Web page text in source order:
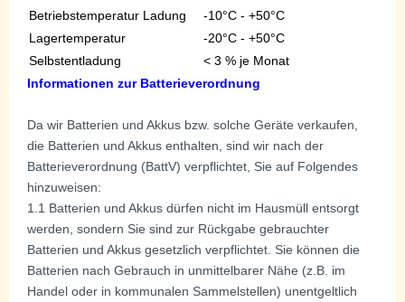
Betriebstemperatur Ladung
-10°C - +50°C
Lagertemperatur
-20°C - +50°C
Selbstentladung
< 3 % je Monat
Informationen zur Batterieverordnung
Da wir Batterien und Akkus bzw. solche Geräte verkaufen,
die Batterien und Akkus enthalten, sind wir nach der
Batterieverordnung (BattV) verpflichtet, Sie auf Folgendes
hinzuweisen:
1.1 Batterien und Akkus dürfen nicht im Hausmüll entsorgt
werden, sondern Sie sind zur Rückgabe gebrauchter
Batterien und Akkus gesetzlich verpflichtet. Sie können die
Batterien nach Gebrauch in unmittelbarer Nähe (z.B. im
Handel oder in kommunalen Sammelstellen) unentgeltlich